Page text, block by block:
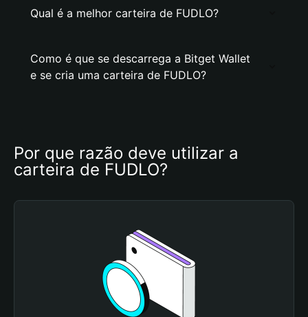
Qual é a melhor carteira de FUDLO?
Como é que se descarrega a Bitget Wallet
e se cria uma carteira de FUDLO?
Por que razão deve utilizar a
carteira de FUDLO?